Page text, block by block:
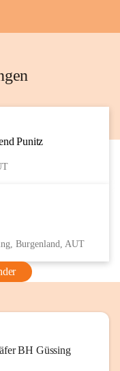
Punitz
Burgenland, AUT
BH Güssing